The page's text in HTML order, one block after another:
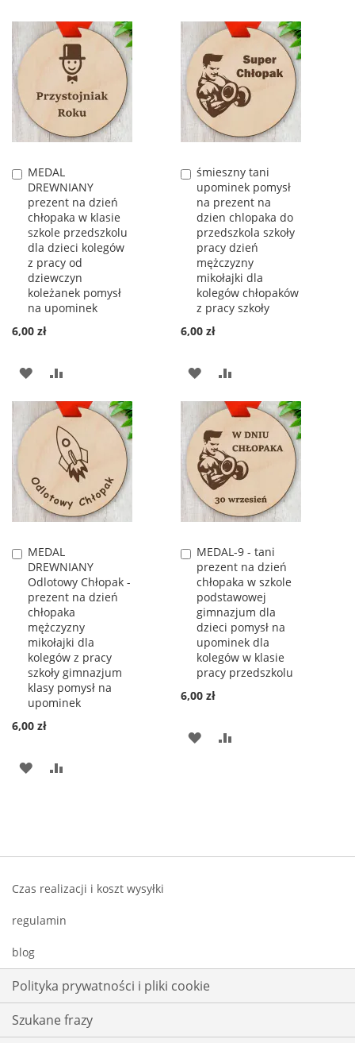
LISTY
ŻYCZEŃ
DO
LISTY
ŻYCZEŃ
MEDAL
DREWNIANY
prezent na dzień
chłopaka w klasie
szkole przedszkolu
dla dzieci kolegów
z pracy od
dziewczyn
koleżanek pomysł
na upominek
6,00 zł
Dodaj
do
koszyka
DODAJ
DO
LISTY
ŻYCZEŃ
śmieszny tani
upominek pomysł
na prezent na
dzien chlopaka do
przedszkola szkoły
pracy dzień
mężczyzny
mikołajki dla
kolegów chłopaków
z pracy szkoły
6,00 zł
Dodaj
do
koszyka
DODAJ
DO
LISTY
ŻYCZEŃ
MEDAL
DREWNIANY
Odlotowy Chłopak -
prezent na dzień
chłopaka
mężczyzny
mikołajki dla
kolegów z pracy
szkoły gimnazjum
klasy pomysł na
upominek
6,00 zł
Dodaj
do
koszyka
DODAJ
MEDAL-9 - tani
prezent na dzień
chłopaka w szkole
podstawowej
gimnazjum dla
dzieci pomysł na
upominek dla
kolegów w klasie
pracy przedszkolu
6,00 zł
Dodaj
do
koszyka
DODAJ
Czas realizacji i koszt wysyłki
regulamin
blog
Polityka prywatności i pliki cookie
Szukane frazy